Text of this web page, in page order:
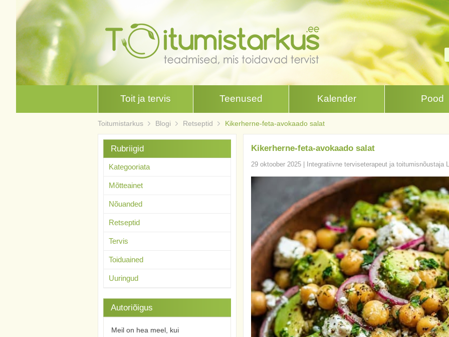
Toit ja tervis Teenused Kalender Pood
Toitumistarkus Blogi Retseptid Kikerherne-feta-avokaado salat
Kikerherne-feta-avokaado salat
29 oktoober 2025| Integratiivne terviseterapeut ja toitumisnõustaja
Rubriigid
Kategooriata
Mõtteainet
Nõuanded
Retseptid
Tervis
Toiduained
Uuringud
Autoriõigus
Meil on hea meel, kui